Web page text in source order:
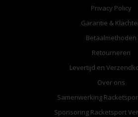
Privacy Policy
Garantie &
Betaalmethoden
Retourneren
Levertijd en
Over ons
Samenwerking
Sponsoring Racketsport